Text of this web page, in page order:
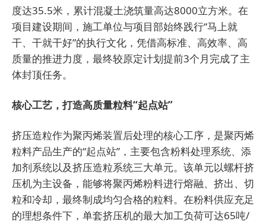
度达35.5米，累计混凝土浇筑量高达8000立方米。在
项目建设期间，施工单位与项目部始终践行“马上就
干、干就干好”的执行文化，凭借高标准、高效率、高
质量的推进力度，最终较原定计划提前3个月完成了主
体封顶任务。
核心工艺，打造高质量粒料“起点站”
挤压造粒作为聚丙烯装置后处理的核心工序，是聚丙烯
粒料产品生产的“起点站”，主要包含粉料处理系统、添
加剂系统以及挤压造粒系统三大单元。该单元以螺杆挤
压机为主设备，能够将聚丙烯粉料进行熔融、挤出、切
粒和冷却，最终制成均匀合格的粒料。在粉料供应充足
的理想条件下，单套挤压机的最大加工负荷可达65吨/